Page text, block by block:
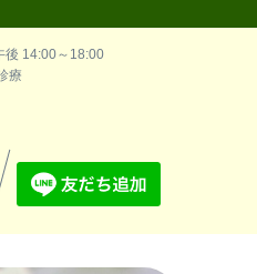
後 14:00～18:00
療